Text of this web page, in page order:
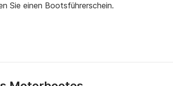
Sie einen Bootsführerschein.
Ort Sustjepan.